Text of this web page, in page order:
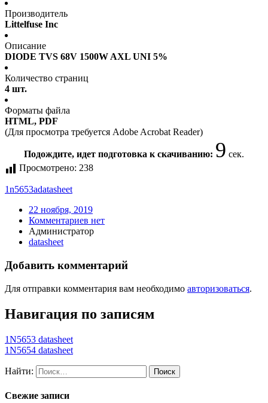
Производитель
Littelfuse Inc
Описание
DIODE TVS 68V 1500W AXL UNI 5%
Количество страниц
4 шт.
Форматы файла
HTML, PDF
(Для просмотра требуется Adobe Acrobat Reader)
Подождите, идет подготовка к скачиванию: 9 сек.
Просмотрено: 238
1n5653adatasheet
22 ноября, 2019
Комментариев нет
Администратор
datasheet
Добавить комментарий
Для отправки комментария вам необходимо авторизоваться.
Навигация по записям
1N5653 datasheet
1N5654 datasheet
Найти:
Свежие записи